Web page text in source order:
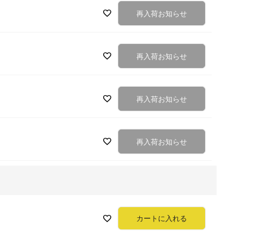
再入荷お知らせ
再入荷お知らせ
再入荷お知らせ
再入荷お知らせ
カートに入れる